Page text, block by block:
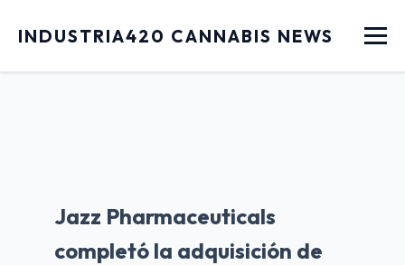
INDUSTRIA420 CANNABIS NEWS Menu
Jazz Pharmaceuticals
completó la adquisición de